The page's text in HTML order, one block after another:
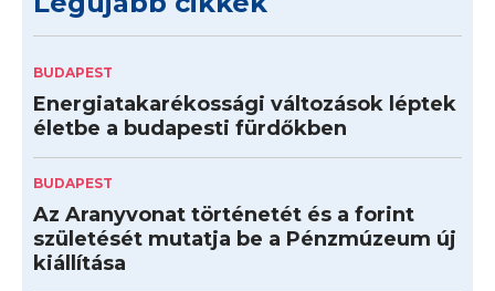
BUDAPEST
Energiatakarékossági változások léptek
életbe a budapesti fürdőkben
BUDAPEST
Az Aranyvonat történetét és a forint
születését mutatja be a Pénzmúzeum új
kiállítása